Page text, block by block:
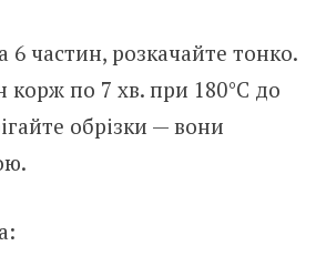
6 частин, розкачайте тонко.
корж по 7 хв. при 180°C до
обрізки — вони